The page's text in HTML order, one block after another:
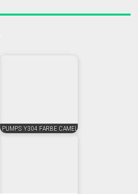
PUMPS Y304 FARBE CAMEL